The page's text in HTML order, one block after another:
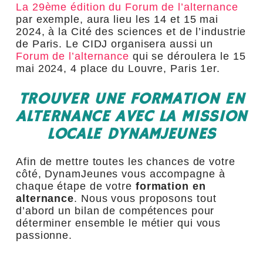
La 29ème édition du Forum de l’alternance
par exemple, aura lieu les 14 et 15 mai
2024, à la Cité des sciences et de l’industrie
de Paris. Le CIDJ organisera aussi un
Forum de l’alternance qui se déroulera le 15
mai 2024, 4 place du Louvre, Paris 1er.
TROUVER UNE FORMATION EN
ALTERNANCE AVEC LA MISSION
LOCALE DYNAMJEUNES
Afin de mettre toutes les chances de votre
côté, DynamJeunes vous accompagne à
chaque étape de votre formation en
alternance. Nous vous proposons tout
d’abord un bilan de compétences pour
déterminer ensemble le métier qui vous
passionne.